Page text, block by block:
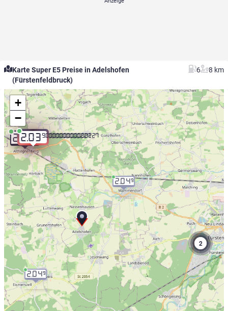
Karte Super E5 Preise in Adelshofen
(Fürstenfeldbruck)
6 8 km
2.039.000000000000227
2.03 9.000000000000227
2.049
2.049
2
+
−